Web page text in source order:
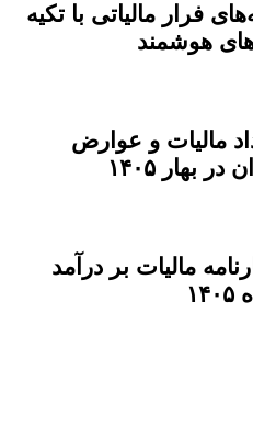
فرار مالیاتی با تکیه
های هوشمند
مالیات و عوارض
بهار ۱۴۰۵
مالیات بر درآمد